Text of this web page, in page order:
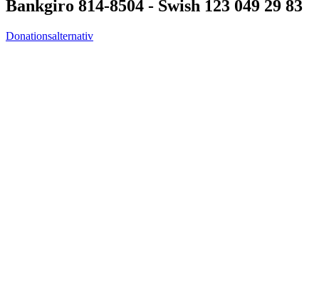
Bankgiro 814-8504 - Swish 123 049 29 83
Donationsalternativ